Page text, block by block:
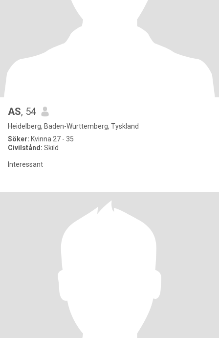
AS, 54
Heidelberg, Baden-Wurttemberg, Tyskland
Söker: Kvinna 27 - 35
Civilstånd: Skild
Interessant